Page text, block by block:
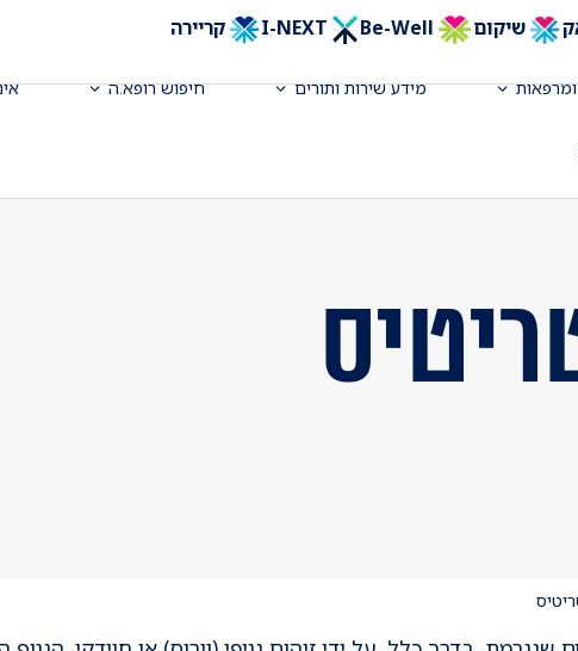
שיקום Be-Well קריירה
מידע שירות ותורים חיפוש רופא.ה